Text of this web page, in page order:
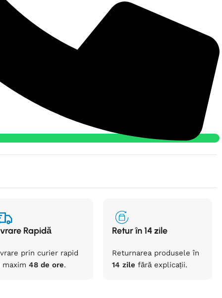
Rapidă
prin curier rapid
maxim 48 de ore.
Retur în 14 zile
Returnarea produseleîn
14 zile fără explicații.